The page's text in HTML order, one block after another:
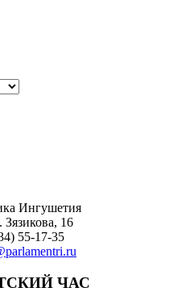
Ингушетия
16
55-17-35
ЧАС